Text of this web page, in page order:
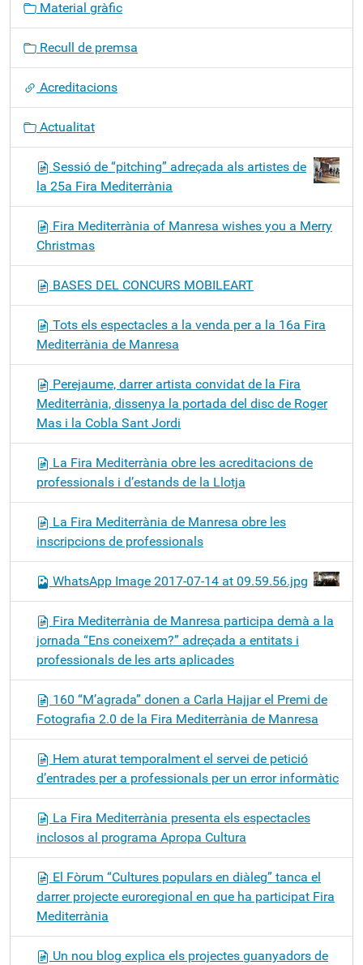
ó
Material gràfic
Recull de premsa
Acreditacions
Actualitat
Sessió de “pitching” adreçada als artistes de
la 25a Fira Mediterrània
Fira Mediterrània of Manresa wishes you a Merry
Christmas
BASES DEL CONCURS MOBILEART
Tots els espectacles a la venda per a la 16a Fira
Mediterrània de Manresa
Perejaume, darrer artista convidat de la Fira
Mediterrània, dissenya la portada del disc de Roger
Mas i la Cobla Sant Jordi
La Fira Mediterrània obre les acreditacions de
professionals i d’estands de la Llotja
La Fira Mediterrània de Manresa obre les
inscripcions de professionals
WhatsApp Image 2017-07-14 at 09.59.56.jpg
Fira Mediterrània de Manresa participa demà a la
jornada “Ens coneixem?” adreçada a entitats i
professionals de les arts aplicades
160 “M’agrada” donen a Carla Hajjar el Premi de
Fotografia 2.0 de la Fira Mediterrània de Manresa
Hem aturat temporalment el servei de petició
d’entrades per a professionals per un error informàtic
La Fira Mediterrània presenta els espectacles
inclosos al programa Apropa Cultura
El Fòrum “Cultures populars en diàleg” tanca el
darrer projecte euroregional en que ha participat Fira
Mediterrània
Un nou blog explica els projectes guanyadors de